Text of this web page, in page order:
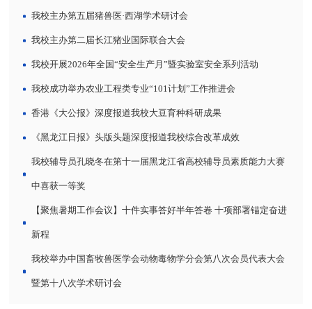
我校主办第五届猪兽医·西湖学术研讨会
我校主办第二届长江猪业国际联合大会
我校开展2026年全国“安全生产月”暨实验室安全系列活动
我校成功举办农业工程类专业“101计划”工作推进会
香港《大公报》深度报道我校大豆育种科研成果
《黑龙江日报》头版头题深度报道我校综合改革成效
我校辅导员孔晓冬在第十一届黑龙江省高校辅导员素质能力大赛
中喜获一等奖
【聚焦暑期工作会议】十件实事答好半年答卷 十项部署锚定奋进
新程
我校举办中国畜牧兽医学会动物毒物学分会第八次会员代表大会
暨第十八次学术研讨会